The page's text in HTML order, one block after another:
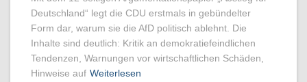
Deutschland“ legt die CDU erstmals in gebündelter
Form dar, warum sie die AfD politisch ablehnt. Die
Inhalte sind deutlich: Kritik an demokratiefeindlichen
Tendenzen, Warnungen vor wirtschaftlichen Schäden,
Hinweise auf Weiterlesen